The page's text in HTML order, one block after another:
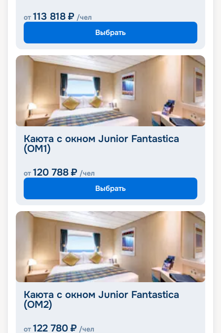
от 113 818 ₽ /чел
Выбрать
Каюта с окном Junior Fantastica
(OM1)
от 120 788 ₽ /чел
Выбрать
Каюта с окном Junior Fantastica
(OM2)
от 122 780 ₽ /чел